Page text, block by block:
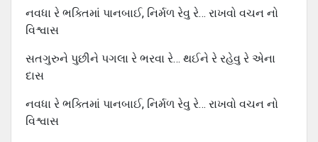
નવધા રે ભક્તિમાં પાનબાઈ, નિર્મળ રેવુ રે… રાખવો વચન નો
વિશ્વાસ
સતગુરુને પુછીને પગલા રે ભરવા રે… થઈને રે રહેવુ રે એના
દાસ
નવધા રે ભક્તિમાં પાનબાઈ, નિર્મળ રેવુ રે… રાખવો વચન નો
વિશ્વાસ